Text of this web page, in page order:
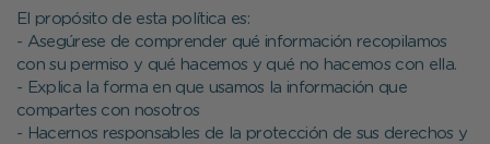
El propósito de esta política es:
- Asegúrese de comprender qué información recopilamos
con su permiso y qué hacemos y qué no hacemos con ella.
- Explica la forma en que usamos la información que
compartes con nosotros
- Hacernos responsables de la protección de sus derechos y